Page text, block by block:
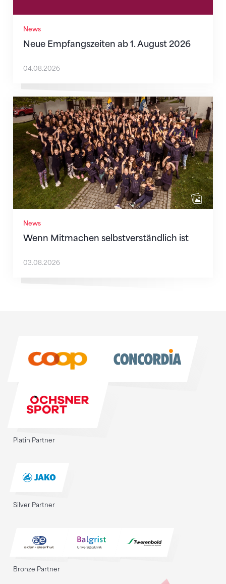
News
Neue Empfangszeiten ab 1. August 2026
04.08.2026
News
Wenn Mitmachen selbstverständlich ist
Wenn Mitmachen selbstverständlich ist
03.08.2026
Platin Partner
Silver Partner
Bronze Partner